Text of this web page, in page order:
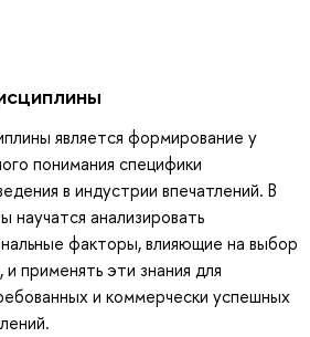
является формирование у
понимания специфики
в индустрии впечатлений. В
научатся анализировать
факторы, влияющие на выбор
применять эти знания для
и коммерчески успешных